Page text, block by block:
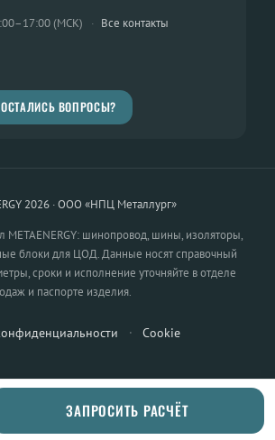
(МСК) · Все контакты
ОСТАЛИСЬ ВОПРОСЫ?
2026 · ООО «НПЦ Металлург»
шинопровод, шины, изоляторы,
блоки для ЦОД. Данные носят справочный
сроки и исполнение уточняйте в отделе
и паспорте изделия.
· Cookie
ЗАПРОСИТЬ РАСЧЁТ